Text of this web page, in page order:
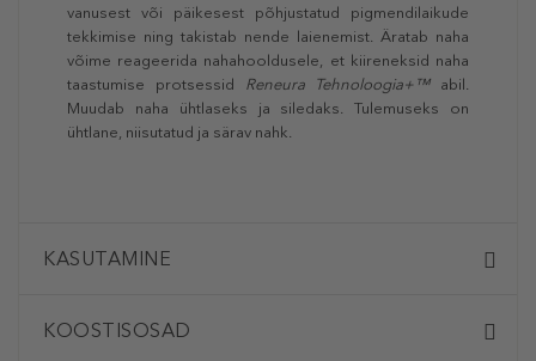
vanusest või päikesest põhjustatud pigmendilaikude
tekkimise ning takistab nende laienemist. Äratab naha
võime reageerida nahahooldusele, et kiireneksid naha
taastumise protsessid Reneura Tehnoloogia+™abil.
Muudab naha ühtlaseks ja siledaks. Tulemuseks on
ühtlane, niisutatud ja särav nahk.
KASUTAMINE
KOOSTISOSAD